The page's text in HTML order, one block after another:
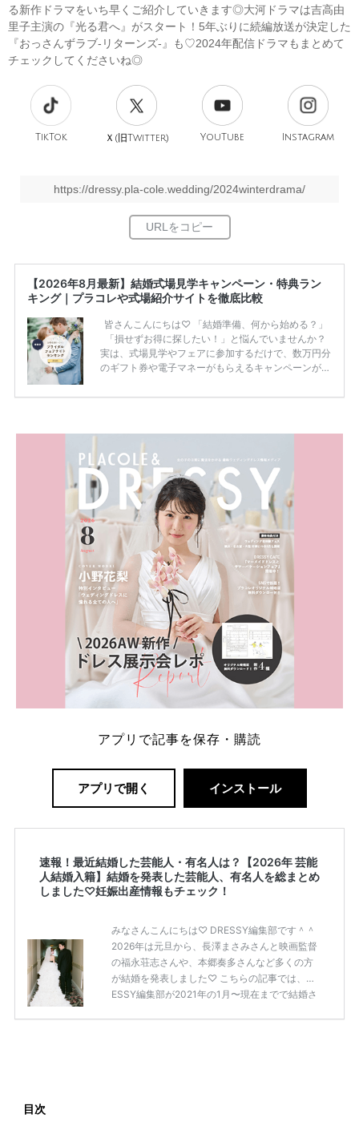
る新作ドラマをいち早くご紹介していきます◎大河ドラマは吉高由
里子主演の『光る君へ』がスタート！5年ぶりに続編放送が決定した
『おっさんずラブ-リターンズ-』も♡2024年配信ドラマもまとめて
チェックしてくださいね◎
TikTok Ｘ(旧Twitter) YouTube Instagram
https://dressy.pla-cole.wedding/2024winterdrama/
【2026年8月最新】結婚式場見学キャンペーン・特典ラン
キング｜プラコレや式場紹介サイトを徹底比較
皆さんこんにちは♡ 「結婚準備、何から始める？」
「損せずお得に探したい！」と悩んでいませんか？
実は、式場見学やフェアに参加するだけで、数万円分
のギフト券や電子マネーがもらえるキャンペーンがあ
ため、比較せずに選ぶと損をしてしまうことも……。
内容：特典金額・条件・応募方法・注意点 「どこが
一番お得？」「プラコレの特典は？」といった疑問も
解決します。 まずは診断で候補を絞れる「ウェディ
ング診断」か、体験型 […]
続きを読む
アプリで記事を保存・購読
アプリで開く インストール
速報！最近結婚した芸能人・有名人は？【2026年 芸能
人結婚入籍】結婚を発表した芸能人、有名人を総まとめ
しました♡妊娠出産情報もチェック！
みなさんこんにちは♡ DRESSY編集部です＾＾
2026年は元旦から、長澤まさみさんと映画監督
の福永荘志さんや、本郷奏多さんなど多くの方
が結婚を発表しました♡ こちらの記事では、DR
ESSY編集部が2021年の1月〜現在までで結婚さ
目次